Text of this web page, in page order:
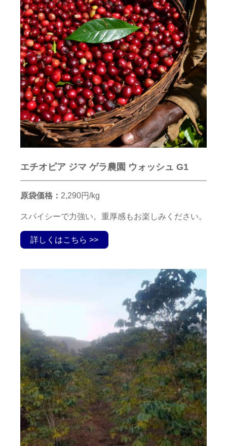
エチオピア ジマ ゲラ農園 ウォッシュ G1
原袋価格： 2,290円/kg
スパイシーで力強い。重厚感もお楽しみください。
詳しくはこちら >>